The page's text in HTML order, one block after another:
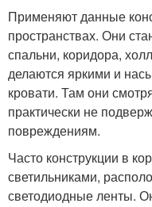
Применяют данные
пространствах. Они
спальни, коридора,
делаются яркими и
кровати. Там они
практически не
повреждениям.
Часто конструкции в
светильниками,
светодиодные ленты.